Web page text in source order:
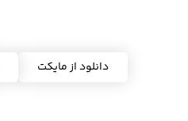
دانلود از مایکت